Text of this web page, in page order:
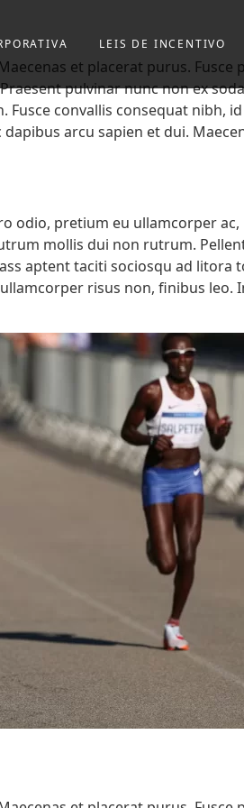
LEIS DE INCENTIVO
et placerat purus.
pulvinar nunc non ex
convallis consequat nibh,
arcu sapien et dui.
pretium eu ullamcorper
mollis dui non rutrum.
aptent taciti sociosqu ad
risus non, finibus